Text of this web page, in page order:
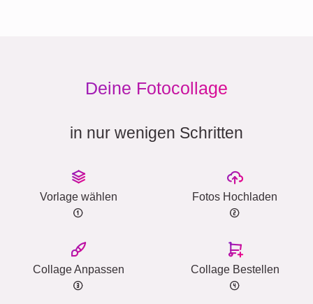
Deine Fotocollage
in nur wenigen Schritten
Vorlage wählen Fotos Hochladen
Collage Anpassen Collage Bestellen